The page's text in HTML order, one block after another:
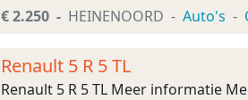
€ 2.250 HEINENOORD Auto's
Renault 5 R 5 TL
Renault 5 R 5 TL Meer informatie